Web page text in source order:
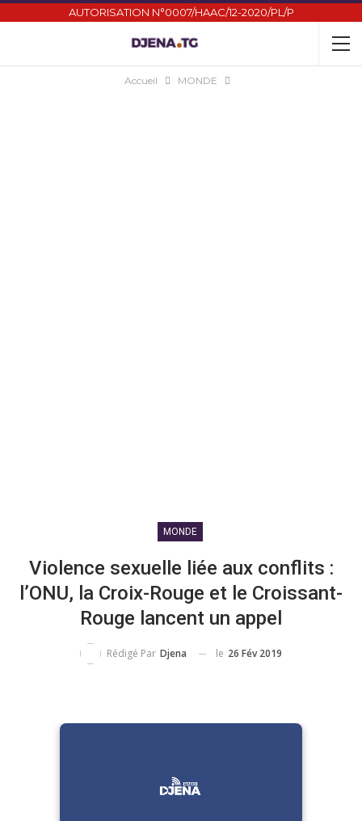
AUTORISATION N°0007/HAAC/12-2020/PL/P
Accueil MONDE
MONDE
Violence sexuelle liée aux conflits :
l’ONU, la Croix-Rouge et le Croissant-
Rouge lancent un appel
Rédigé Par Djena le 26 Fév 2019